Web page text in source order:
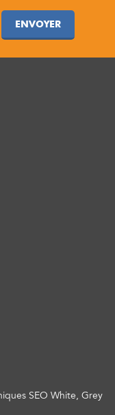
ENVOYER
SEO White, Grey